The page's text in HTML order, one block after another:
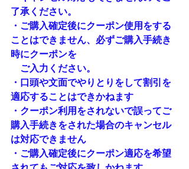
了承ください。
・ご購入確定後にクーポン使用をする
ことはできません、必ずご購入手続き
時にクーポンを
ご入力ください。
・口頭や文面でやりとりをして割引を
適応することはできかねます
・クーポン利用をされないで誤ってご
購入手続きをされた場合のキャンセル
は対応できません
・ご購入確定後にクーポン適応を希望